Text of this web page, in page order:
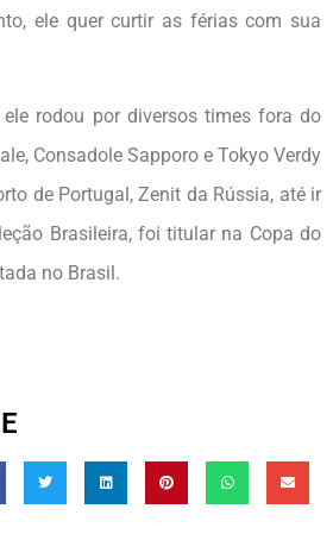
ele quer curtir as férias com sua
ele rodou por diversos times fora do
Consadole Sapporo e Tokyo Verdy
de Portugal, Zenit da Rússia, até ir
Brasileira, foi titular na Copa do
no Brasil.